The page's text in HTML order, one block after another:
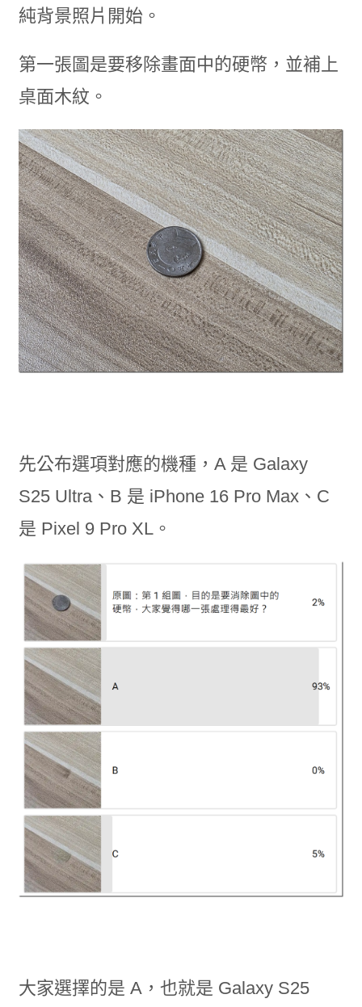
純背景照片開始。
第一張圖是要移除畫面中的硬幣，並補上
桌面木紋。
先公布選項對應的機種，A 是 Galaxy
S25 Ultra、B 是 iPhone 16 Pro Max、C
是 Pixel 9 Pro XL。
大家選擇的是 A，也就是 Galaxy S25